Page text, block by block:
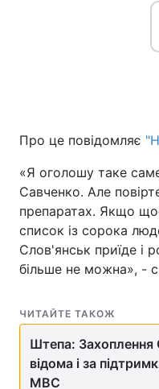
Про це повідомляє
«Я оголошу таке
Савченко. Але
препаратах. Якщо
список із сорока
Слов'янськ приїде і
більше не можна», -
ЧИТАЙТЕ ТАКОЖ
Штепа: Захоплення
відома і за
МВС